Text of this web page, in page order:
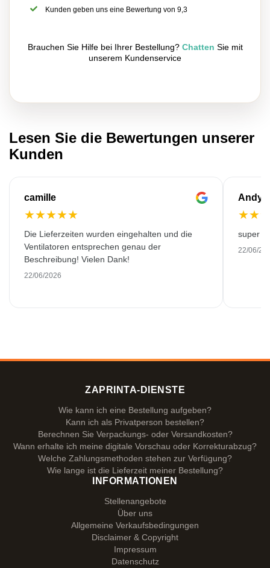
Kunden geben uns eine Bewertung von 9,3
Brauchen Sie Hilfe bei Ihrer Bestellung? Chatten Sie mit
unserem Kundenservice
Lesen Sie die Bewertungen unserer
Kunden
camille
★★★★★
Die Lieferzeiten wurden eingehalten und die
Ventilatoren entsprechen genau der
Beschreibung! Vielen Dank!
22/06/2026
Andy
★★
super
22/06/
ZAPRINTA-DIENSTE
Wie kann ich eine Bestellung aufgeben?
Kann ich als Privatperson bestellen?
Berechnen Sie Verpackungs- oder Versandkosten?
Wann erhalte ich meine digitale Vorschau oder Korrekturabzug?
Welche Zahlungsmethoden stehen zur Verfügung?
Wie lange ist die Lieferzeit meiner Bestellung?
INFORMATIONEN
Stellenangebote
Über uns
Allgemeine Verkaufsbedingungen
Disclaimer & Copyright
Impressum
Datenschutz